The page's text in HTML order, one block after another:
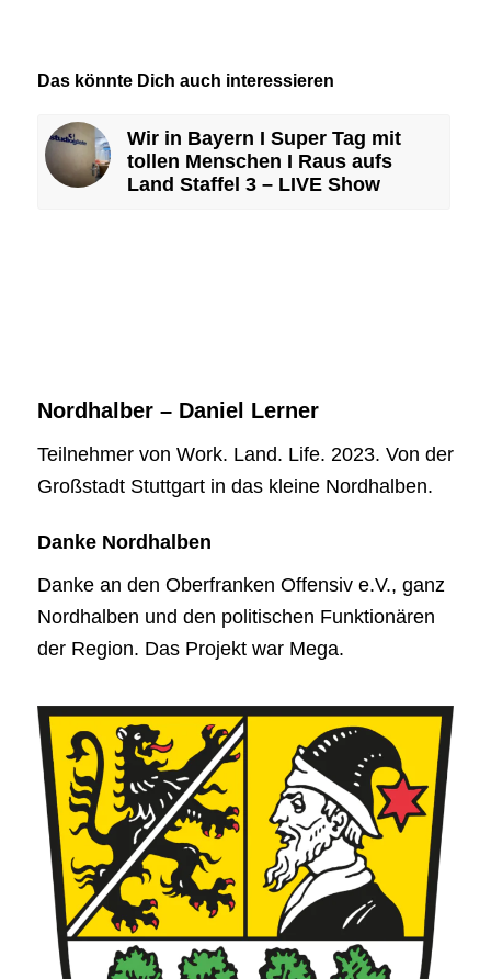
Das könnte Dich auch interessieren
Wir in Bayern I Super Tag mit
tollen Menschen I Raus aufs
Land Staffel 3 – LIVE Show
Nordhalber – Daniel Lerner
Teilnehmer von Work. Land. Life. 2023. Von der
Großstadt Stuttgart in das kleine Nordhalben.
Danke Nordhalben
Danke an den Oberfranken Offensiv e.V., ganz
Nordhalben und den politischen Funktionären
der Region. Das Projekt war Mega.